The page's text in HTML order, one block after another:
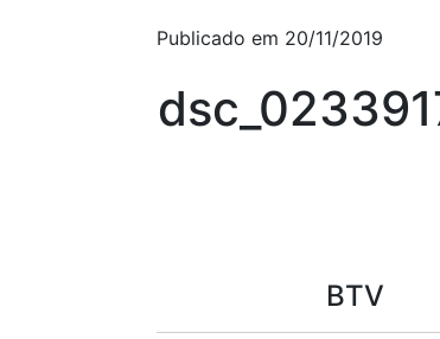
Publicado em 20/11/2019
BTV